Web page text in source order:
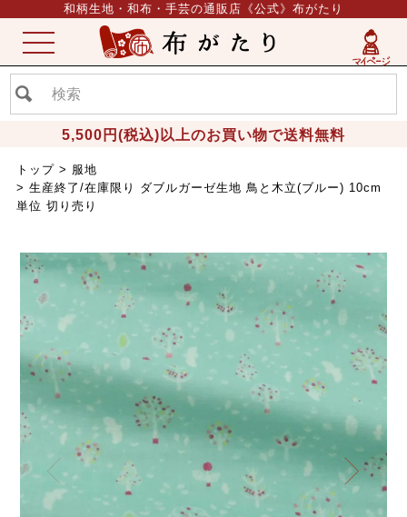
和柄生地・和布・手芸の通販店《公式》布がたり
5,500円(税込)以上のお買い物で送料無料
ME
NU
トップ
服地
生産終了/在庫限り ダブルガーゼ生地 鳥と木立(ブルー) 10cm
単位 切り売り